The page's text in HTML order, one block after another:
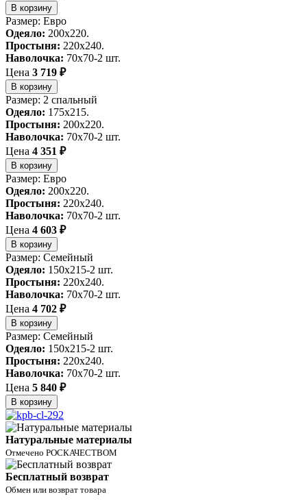
В корзину
Размер: Евро
Одеяло: 200x220.
Простыня: 220x240.
Наволочка: 70x70-2 шт.
Цена 3 719 ₽
В корзину
Размер: 2 спальный
Одеяло: 175x215.
Простыня: 200x220.
Наволочка: 70x70-2 шт.
Цена 4 351 ₽
В корзину
Размер: Евро
Одеяло: 200x220.
Простыня: 220x240.
Наволочка: 70x70-2 шт.
Цена 4 603 ₽
В корзину
Размер: Семейный
Одеяло: 150x215-2 шт.
Простыня: 220x240.
Наволочка: 70x70-2 шт.
Цена 4 702 ₽
В корзину
Размер: Семейный
Одеяло: 150x215-2 шт.
Простыня: 220x240.
Наволочка: 70x70-2 шт.
Цена 5 840 ₽
В корзину
Натуральные материалы
Отмечено РОСКАЧЕСТВОМ
Бесплатный возврат
Обмен или возврат товара